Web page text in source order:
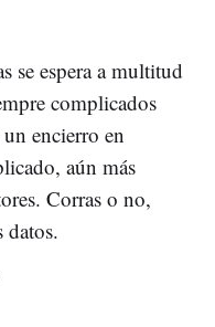
se espera a multitud
complicados
encierro en
aún más
Corras o no,
datos.